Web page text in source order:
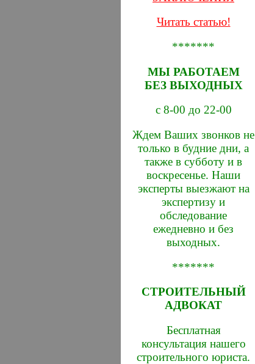
Читать статью!
*******
МЫ РАБОТАЕМ
БЕЗ ВЫХОДНЫХ
с 8-00 до 22-00
Ждем Ваших звонков не
только в будние дни, а
также в субботу и в
воскресенье. Наши
эксперты выезжают на
экспертизу и
обследование
ежедневно и без
выходных.
*******
СТРОИТЕЛЬНЫЙ
АДВОКАТ
Бесплатная
консультация нашего
строительного юриста.